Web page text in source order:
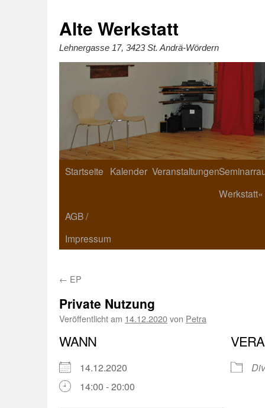
Alte Werkstatt
Lehnergasse 17, 3423 St. Andrä-Wördern
Startseite Kalender Veranstaltungen
Werkstatt«
AGB /
Impressum
← EP
Private Nutzung
Veröffentlicht am 14.12.2020von Petra
WANN
14.12.2020
14:00 - 20:00